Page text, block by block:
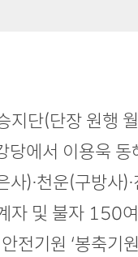
단(단장 원행
당에서 이용욱
)·천운(구방사
자 및 불자 150
전기원 ‘봉축기